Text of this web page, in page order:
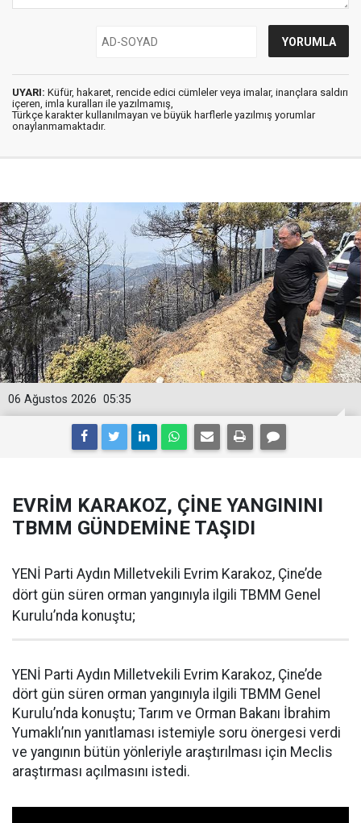
UYARI: Küfür, hakaret, rencide edici cümleler veya imalar, inançlara saldırı
içeren, imla kuralları ile yazılmamış,
Türkçe karakter kullanılmayan ve büyük harflerle yazılmış yorumlar
onaylanmamaktadır.
05:35
06 Ağustos 2026
EVRİM KARAKOZ, ÇİNE YANGININI
TBMM GÜNDEMİNE TAŞIDI
YENİ Parti Aydın Milletvekili Evrim Karakoz, Çine’de
dört gün süren orman yangınıyla ilgili TBMM Genel
Kurulu’nda konuştu;
YENİ Parti Aydın Milletvekili Evrim Karakoz, Çine’de
dört gün süren orman yangınıyla ilgili TBMM Genel
Kurulu’nda konuştu; Tarım ve Orman Bakanı İbrahim
Yumaklı’nın yanıtlaması istemiyle soru önergesi verdi
ve yangının bütün yönleriyle araştırılması için Meclis
araştırması açılmasını istedi.